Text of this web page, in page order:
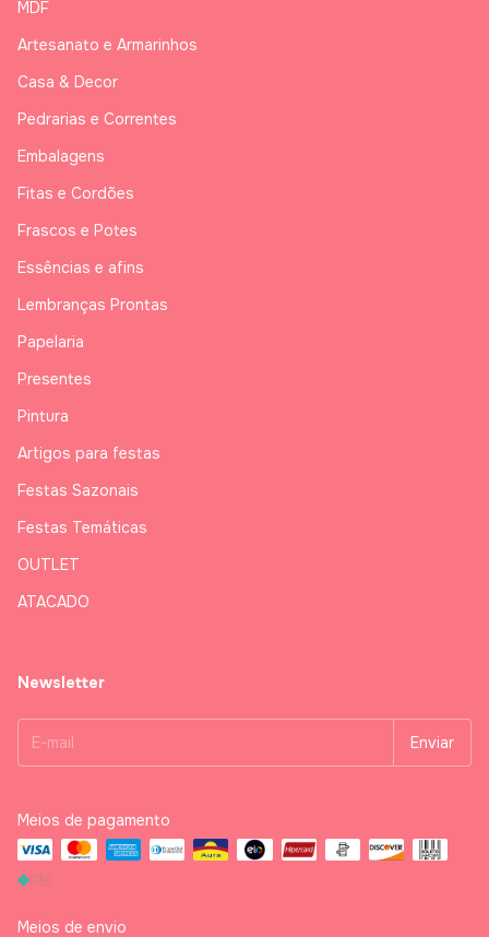
MDF
Artesanato e Armarinhos
Casa & Decor
Pedrarias e Correntes
Embalagens
Fitas e Cordões
Frascos e Potes
Essências e afins
Lembranças Prontas
Papelaria
Presentes
Pintura
Artigos para festas
Festas Sazonais
Festas Temáticas
OUTLET
ATACADO
Newsletter
Meios de pagamento
Meios de envio